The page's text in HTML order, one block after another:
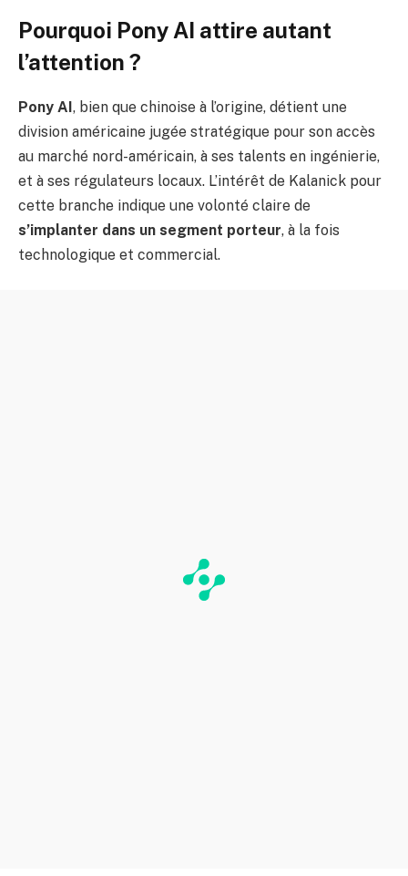
Pourquoi Pony AI attire autant
l’attention ?
Pony AI, bien que chinoise à l’origine, détient une
division américaine jugée stratégique pour son accès
au marché nord-américain, à ses talents en ingénierie,
et à ses régulateurs locaux. L’intérêt de Kalanick pour
cette branche indique une volonté claire de
s’implanter dans un segment porteur, à la fois
technologique et commercial.